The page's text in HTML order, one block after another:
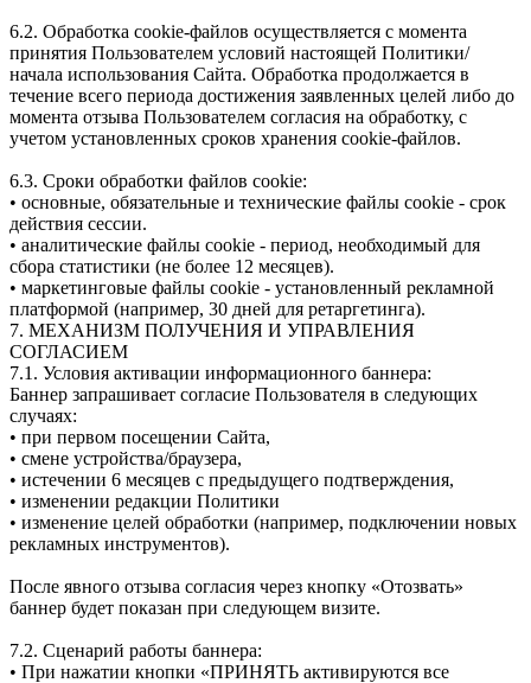
6.2. Обработка сookie-файлов осуществляется с момента
принятия Пользователем условий настоящей Политики/
начала использования Сайта. Обработка продолжается в
течение всего периода достижения заявленных целей либо до
момента отзыва Пользователем согласия на обработку, с
учетом установленных сроков хранения сookie-файлов.
6.3. Сроки обработки файлов сookie:
• основные, обязательные и технические файлы сookie - срок
действия сессии.
• аналитические файлы сookie - период, необходимый для
сбора статистики (не более 12 месяцев).
• маркетинговые файлы сookie - установленный рекламной
платформой (например, 30 дней для ретаргетинга).
7. МЕХАНИЗМ ПОЛУЧЕНИЯ И УПРАВЛЕНИЯ
СОГЛАСИЕМ
7.1. Условия активации информационного баннера:
Баннер запрашивает согласие Пользователя в следующих
случаях:
• при первом посещении Сайта,
• смене устройства/браузера,
• истечении 6 месяцев с предыдущего подтверждения,
• изменении редакции Политики
• изменение целей обработки (например, подключении новых
рекламных инструментов).
После явного отзыва согласия через кнопку «Отозвать»
баннер будет показан при следующем визите.
7.2. Сценарий работы баннера:
• При нажатии кнопки «ПРИНЯТЬ активируются все